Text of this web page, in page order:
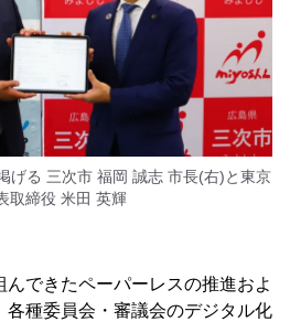
げる 三次市 福岡 誠志 市長(右)と東京
取締役 米田 英輝
んできたペーパーレスの推進およ
各種委員会・審議会のデジタル化